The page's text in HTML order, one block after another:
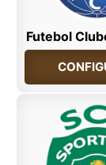
Futebol